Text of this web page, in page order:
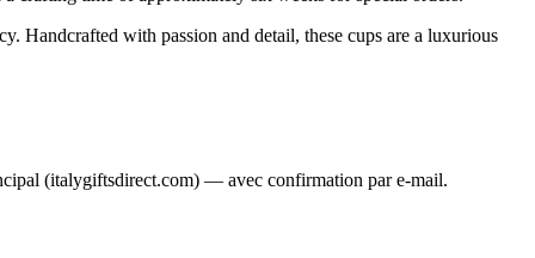
Handcrafted with passion and detail, these cups are a luxurious
(italygiftsdirect.com) — avec confirmation par e-mail.